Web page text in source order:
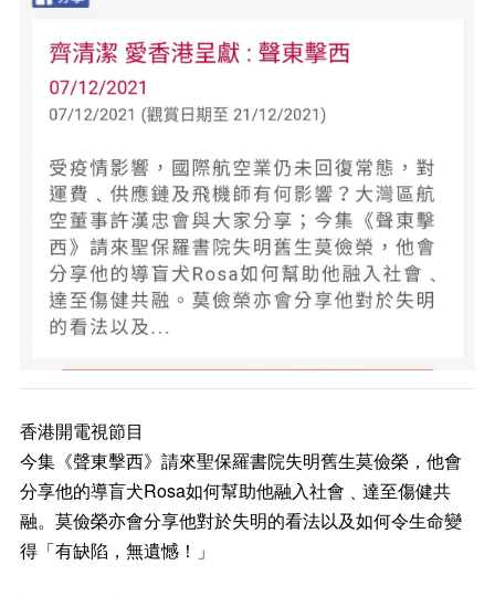
香港開電視節目
今集《聲東擊西》請來聖保羅書院失明舊生莫儉榮，他會
分享他的導盲犬Rosa如何幫助他融入社會﹑達至傷健共
融。莫儉榮亦會分享他對於失明的看法以及如何令生命變
得「有缺陷，無遺憾！」